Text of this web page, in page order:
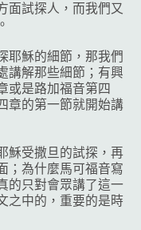
面試探人，而我們又
耶穌的細節，那我們
講解那些細節；有興
或是路加福音第四
章的第一節就開始講
穌受撒旦的試探，再
；為什麼馬可福音寫
的只對會眾講了這一
之中的，重要的是時